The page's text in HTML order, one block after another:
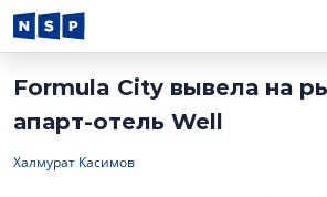
Formula City вывела на
апарт-отель Well
Халмурат Касимов